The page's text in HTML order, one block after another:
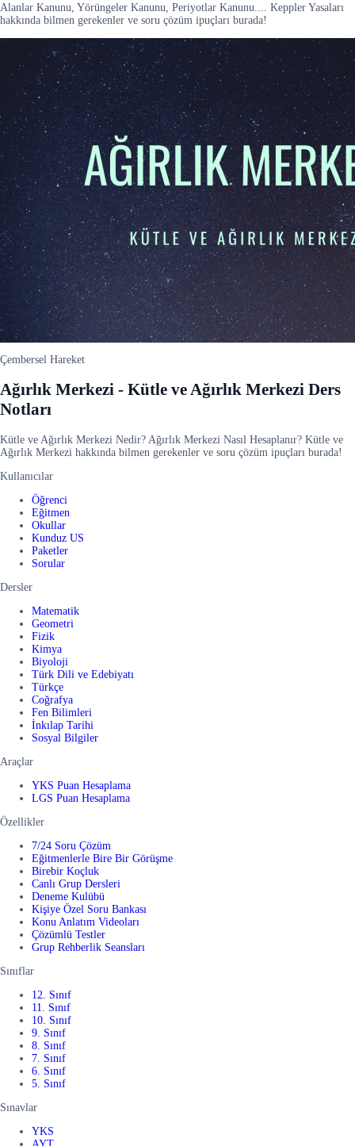
Alanlar Kanunu, Yörüngeler Kanunu, Periyotlar Kanunu.... Keppler Yasaları
hakkında bilmen gerekenler ve soru çözüm ipuçları burada!
Çembersel Hareket
Ağırlık Merkezi - Kütle ve Ağırlık Merkezi Ders
Notları
Kütle ve Ağırlık Merkezi Nedir? Ağırlık Merkezi Nasıl Hesaplanır? Kütle ve
Ağırlık Merkezi hakkında bilmen gerekenler ve soru çözüm ipuçları burada!
Kullanıcılar
Öğrenci
Eğitmen
Okullar
Kunduz US
Paketler
Sorular
Dersler
Matematik
Geometri
Fizik
Kimya
Biyoloji
Türk Dili ve Edebiyatı
Türkçe
Coğrafya
Fen Bilimleri
İnkılap Tarihi
Sosyal Bilgiler
Araçlar
YKS Puan Hesaplama
LGS Puan Hesaplama
Özellikler
7/24 Soru Çözüm
Eğitmenlerle Bire Bir Görüşme
Birebir Koçluk
Canlı Grup Dersleri
Deneme Kulübü
Kişiye Özel Soru Bankası
Konu Anlatım Videoları
Çözümlü Testler
Grup Rehberlik Seansları
Sınıflar
12. Sınıf
11. Sınıf
10. Sınıf
9. Sınıf
8. Sınıf
7. Sınıf
6. Sınıf
5. Sınıf
Sınavlar
YKS